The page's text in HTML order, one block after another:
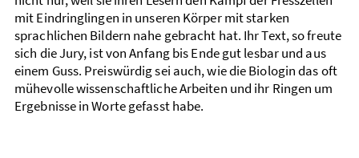
mit Eindringlingen in unseren Körper mit starken
sprachlichen Bildern nahe gebracht hat. Ihr Text, so freute
sich die Jury, ist von Anfang bis Ende gut lesbar und aus
einem Guss. Preiswürdig sei auch, wie die Biologin das oft
mühevolle wissenschaftliche Arbeiten und ihr Ringen um
Ergebnisse in Worte gefasst habe.